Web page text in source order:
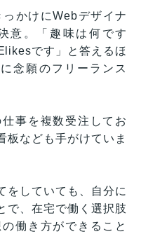
かけにWebデザイナ
意。「趣味は何です
です」と答えるほ
念願のフリーランス
事を複数受注してお
板なども手がけていま
をしていても、自分に
で、在宅で働く選択肢
働き方ができること